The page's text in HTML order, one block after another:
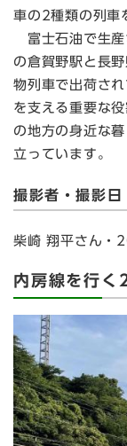
車の2種類の列車
富士石油で生産
の倉賀野駅と長
物列車で出荷さ
を支える重要な
の地方の身近な
立っています。
撮影者・撮影日
柴崎 翔平さん・
内房線を行く